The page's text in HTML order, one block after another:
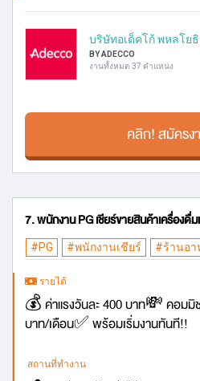
บริษัทอเด็คโก้ พหลโย
BY ADECCO
งานทั้งหมด 37 ตำแหน่ง
คลิก! สมัคร
7. พนักงาน PG เชียร์ขายสินค้าเครื่องดื่
#PG #พนักงานเชียร์ #ร้านอา
รายได้
💰 ค่าแรงวันละ 400 บาท💸 คอมมิ
บาท/เดือน✅ พร้อมเริ่มงานทันที!!
สถานที่ทำงาน